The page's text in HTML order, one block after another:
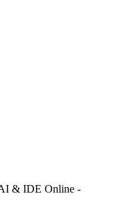
& IDE Online -